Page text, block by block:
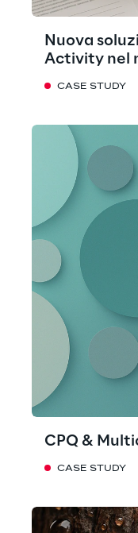
Nuova
Activity nel
CASE STUDY
CPQ &
CASE STUDY